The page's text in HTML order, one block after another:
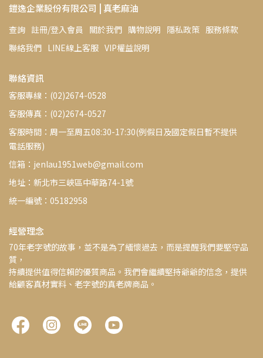
鎧逸企業股份有限公司 | 真老麻油
查詢 註冊/登入會員 關於我們 購物說明 隱私政策 服務條款
聯絡我們 LINE線上客服 VIP權益說明
聯絡資訊
客服專線：(02)2674-0528
客服傳真：(02)2674-0527
客服時間：周一至周五08:30-17:30(例假日及國定假日暫不提供
電話服務)
信箱：jenlau1951web@gmail.com
地址：新北市三峽區中華路74-1號
統一編號：05182958
經營理念
70年老字號的故事，並不是為了緬懷過去，而是提醒我們要堅守品
質，
持續提供值得信賴的優質商品。我們會繼續堅持爺爺的信念，提供
給顧客真材實料、老字號的真老牌商品。